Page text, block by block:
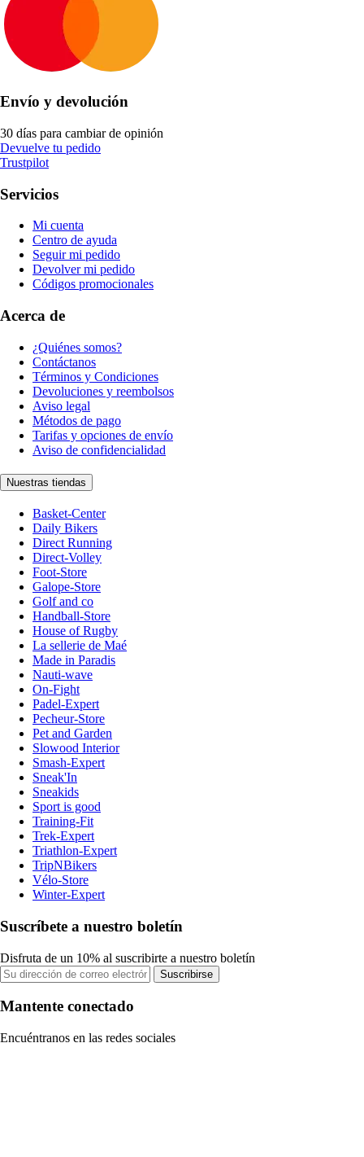
Envío y devolución
30 días para cambiar de opinión
Devuelve tu pedido
Trustpilot
Servicios
Mi cuenta
Centro de ayuda
Seguir mi pedido
Devolver mi pedido
Códigos promocionales
Acerca de
¿Quiénes somos?
Contáctanos
Términos y Condiciones
Devoluciones y reembolsos
Aviso legal
Métodos de pago
Tarifas y opciones de envío
Aviso de confidencialidad
Nuestras tiendas
Basket-Center
Daily Bikers
Direct Running
Direct-Volley
Foot-Store
Galope-Store
Golf and co
Handball-Store
House of Rugby
La sellerie de Maé
Made in Paradis
Nauti-wave
On-Fight
Padel-Expert
Pecheur-Store
Pet and Garden
Slowood Interior
Smash-Expert
Sneak'In
Sneakids
Sport is good
Training-Fit
Trek-Expert
Triathlon-Expert
TripNBikers
Vélo-Store
Winter-Expert
Suscríbete a nuestro boletín
Disfruta de un 10% al suscribirte a nuestro boletín
Suscribirse
Mantente conectado
Encuéntranos en las redes sociales